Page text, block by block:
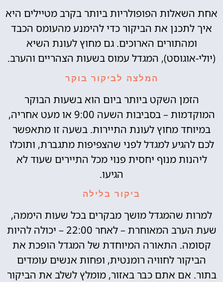
אחת השאלות הפופולריות ביותר בקרב מטיילים היא
איך לתכנן את הביקור כדי להימנע מהעומס הכבד
ומהתורים הארוכים. גם מחוץ לעונת השיא
(יולי-אוגוסט), המגדל עמוס בשעות הצהריים והערב.
המלצה לביקור בוקר
הזמן השקט ביותר ביום הוא בשעות הבוקר
המוקדמות – בסביבות השעה 9:00 או מעט אחריה,
במיוחד מחוץ לעונת התיירות. בשעה זו מתאפשר
לכם להגיע למגדל לפני שהצפיפות מתגברת, ותוכלו
ליהנות מנוף יחסית פנוי מכל התיירים שעוד לא
הגיעו.
ביקור בלילה
למרות שהמגדל מושך מבקרים בכל שעות היממה,
שעת הערב המאוחרת – לאחר 22:00 – יכולה להיות
קסומה. התאורה המיוחדת של המגדל הופכת את
הביקור לחוויה רומנטית, ופחות אנשים עומדים
בתור. אם אתם כבר באזור, מומלץ לשלב את הביקור